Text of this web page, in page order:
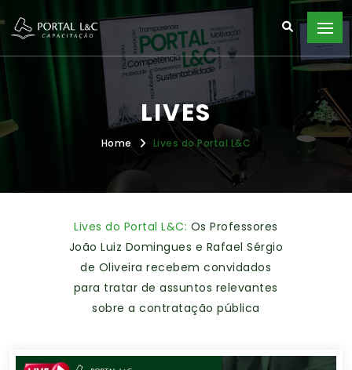
LIVES
Home Lives do Portal L&C
Lives do Portal L&C: Os Professores
João Luiz Domingues e Rafael Sérgio
de Oliveira recebem convidados
para tratar de assuntos relevantes
sobre a contratação pública